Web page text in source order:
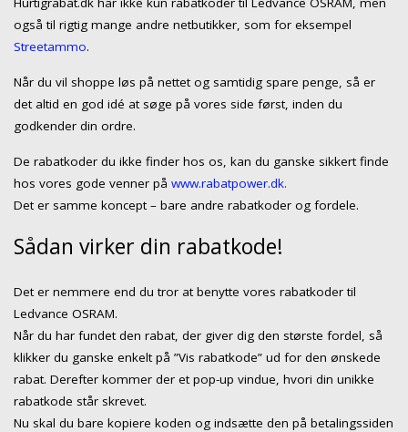
også til rigtig mange andre netbutikker, som for eksempel
Streetammo.
Når du vil shoppe løs på nettet og samtidig spare penge, så er
det altid en god idé at søge på vores side først, inden du
godkender din ordre.
De rabatkoder du ikke finder hos os, kan du ganske sikkert finde
hos vores gode venner på www.rabatpower.dk.
Det er samme koncept – bare andre rabatkoder og fordele.
Sådan virker din rabatkode!
Det er nemmere end du tror at benytte vores rabatkoder til
Ledvance OSRAM.
Når du har fundet den rabat, der giver dig den største fordel, så
klikker du ganske enkelt på ”Vis rabatkode” ud for den ønskede
rabat. Derefter kommer der et pop-up vindue, hvori din unikke
rabatkode står skrevet.
Nu skal du bare kopiere koden og indsætte den på betalingssiden